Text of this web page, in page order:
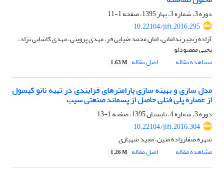
دوره 3، شماره 3، بهار 1395، صفحه
1-11
10.22104/jift.2016.295
آزاده رنجبر ندامانی، امان محمد ضیایی فر، مهدی پروینی، مهدی کاشانی نژاد،
یحیی مقصودلو
مشاهده مقاله
اصل مقاله 1.63 M
مدل سازی و بهینه سازی پارامترهای فرایندی در تهیه نانو کپسول
از عصاره پلی فنلی حاصل از پسماند صنعتی سیب
دوره 3، شماره 4، تابستان 1395، صفحه
1-13
10.22104/jift.2016.304
شهره صفارزاده متین، مجید شهبازی
مشاهده مقاله
اصل مقاله 1.26 M